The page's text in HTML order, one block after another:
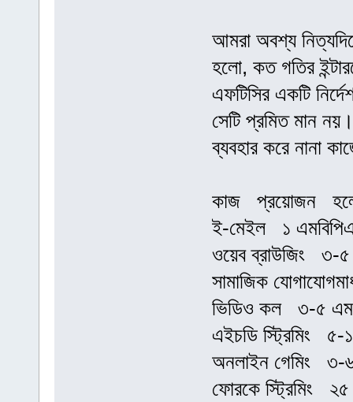
আমরা অবশ্য
হলো, কত গতির
এফটিসির একটি
সেটি প্রমিত মান নয়।
ব্যবহার করে নানা
কাজ প্রয়োজন
ই-মেইল ১
ওয়েব ব্রাউজিং ৩-
সামাজিক
ভিডিও কল ৩-৫
এইচডি স্ট্রিমিং
অনলাইন গেমিং ৩-
ফোরকে স্ট্রিমিং